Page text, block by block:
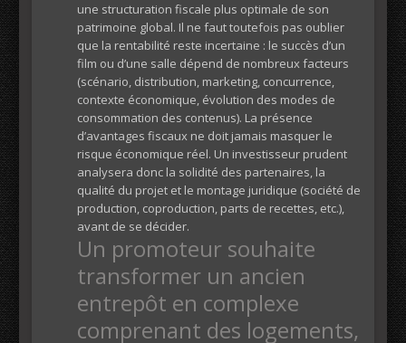
une structuration fiscale plus optimale de son
patrimoine global. Il ne faut toutefois pas oublier
que la rentabilité reste incertaine : le succès d’un
film ou d’une salle dépend de nombreux facteurs
(scénario, distribution, marketing, concurrence,
contexte économique, évolution des modes de
consommation des contenus). La présence
d’avantages fiscaux ne doit jamais masquer le
risque économique réel. Un investisseur prudent
analysera donc la solidité des partenaires, la
qualité du projet et le montage juridique (société de
production, coproduction, parts de recettes, etc.),
avant de se décider.
Un promoteur souhaite
transformer un ancien
entrepôt en complexe
comprenant des logements,